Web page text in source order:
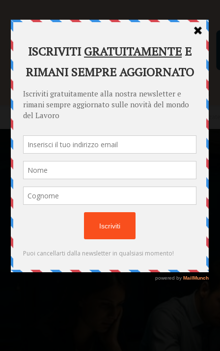
SENTENZE FORMULARI PUNTO INFORMAZIONI
Home News Le conseguenze giuridiche delle riunioni